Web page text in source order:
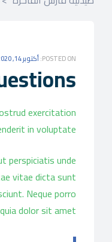
POSTED ON: أكتوبر 14, 2020
exercitation
in voluptate.
perspiciatis unde
vitae dicta sunt
Neque porro
dolor sit amet,